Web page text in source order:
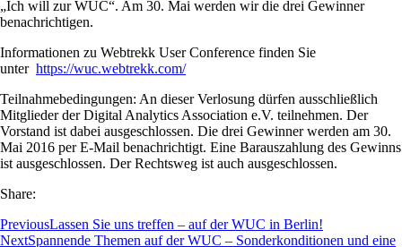
„Ich will zur WUC“. Am 30. Mai werden wir die drei Gewinner
benachrichtigen.
Informationen zu Webtrekk User Conference finden Sie
unter https://wuc.webtrekk.com/
Teilnahmebedingungen: An dieser Verlosung dürfen ausschließlich
Mitglieder der Digital Analytics Association e.V. teilnehmen. Der
Vorstand ist dabei ausgeschlossen. Die drei Gewinner werden am 30.
Mai 2016 per E-Mail benachrichtigt. Eine Barauszahlung des Gewinns
ist ausgeschlossen. Der Rechtsweg ist auch ausgeschlossen.
Share:
PreviousLassen Sie uns treffen – auf der WUC in Berlin!
NextSpannende Themen auf der WUC – Sonderkonditionen und eine